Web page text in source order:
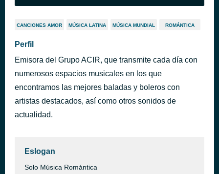
CANCIONES AMOR MÚSICA LATINA MÚSICA MUNDIAL ROMÁNTICA
Perfil
Emisora del Grupo ACIR, que transmite cada día con
numerosos espacios musicales en los que
encontramos las mejores baladas y boleros con
artistas destacados, así como otros sonidos de
actualidad.
Eslogan
Solo Música Romántica